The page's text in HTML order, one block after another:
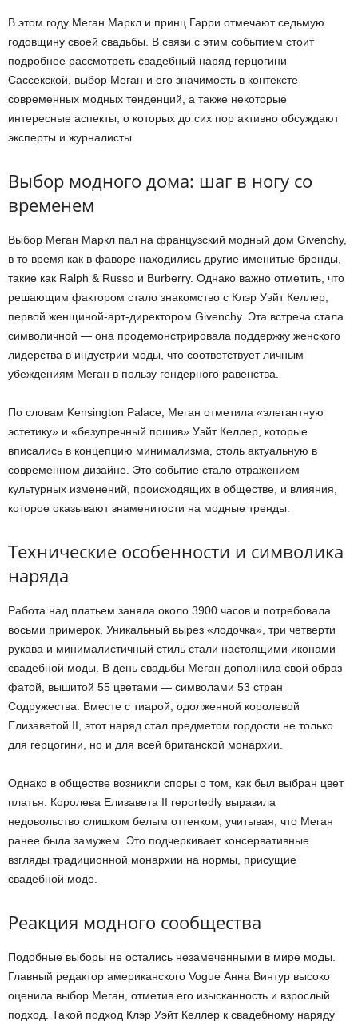
В этом году Меган Маркл и принц Гарри отмечают седьмую
годовщину своей свадьбы. В связи с этим событием стоит
подробнее рассмотреть свадебный наряд герцогини
Сассекской, выбор Меган и его значимость в контексте
современных модных тенденций, а также некоторые
интересные аспекты, о которых до сих пор активно обсуждают
эксперты и журналисты.
Выбор модного дома: шаг в ногу со
временем
Выбор Меган Маркл пал на французский модный дом Givenchy,
в то время как в фаворе находились другие именитые бренды,
такие как Ralph & Russo и Burberry. Однако важно отметить, что
решающим фактором стало знакомство с Клэр Уэйт Келлер,
первой женщиной-арт-директором Givenchy. Эта встреча стала
символичной — она продемонстрировала поддержку женского
лидерства в индустрии моды, что соответствует личным
убеждениям Меган в пользу гендерного равенства.
По словам Kensington Palace, Меган отметила «элегантную
эстетику» и «безупречный пошив» Уэйт Келлер, которые
вписались в концепцию минимализма, столь актуальную в
современном дизайне. Это событие стало отражением
культурных изменений, происходящих в обществе, и влияния,
которое оказывают знаменитости на модные тренды.
Технические особенности и символика
наряда
Работа над платьем заняла около 3900 часов и потребовала
восьми примерок. Уникальный вырез «лодочка», три четверти
рукава и минималистичный стиль стали настоящими иконами
свадебной моды. В день свадьбы Меган дополнила свой образ
фатой, вышитой 55 цветами — символами 53 стран
Содружества. Вместе с тиарой, одолженной королевой
Елизаветой II, этот наряд стал предметом гордости не только
для герцогини, но и для всей британской монархии.
Однако в обществе возникли споры о том, как был выбран цвет
платья. Королева Елизавета II reportedly выразила
недовольство слишком белым оттенком, учитывая, что Меган
ранее была замужем. Это подчеркивает консервативные
взгляды традиционной монархии на нормы, присущие
свадебной моде.
Реакция модного сообщества
Подобные выборы не остались незамеченными в мире моды.
Главный редактор американского Vogue Анна Винтур высоко
оценила выбор Меган, отметив его изысканность и взрослый
подход. Такой подход Клэр Уэйт Келлер к свадебному наряду